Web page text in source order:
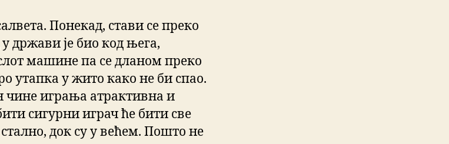
Понекад, стави се преко
држави је био код њега,
машине па се дланом преко
утапка у жито како не би спао.
чине играња атрактивна и
сигурни играч ће бити све
док су у већем. Пошто не